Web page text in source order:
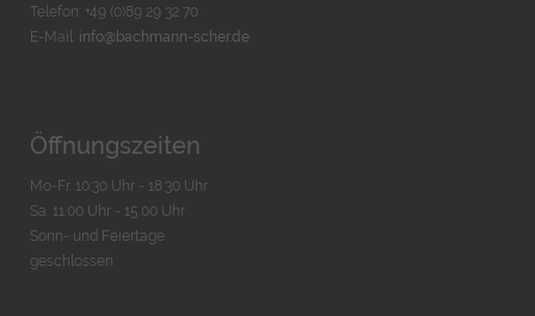
Telefon: +49 (0)89 29 32 70
E-Mail: info@bachmann-scher.de
Öffnungszeiten
Mo-Fr. 10:30 Uhr - 18:30 Uhr
Sa. 11:00 Uhr - 15.00 Uhr
Sonn- und Feiertage
geschlossen